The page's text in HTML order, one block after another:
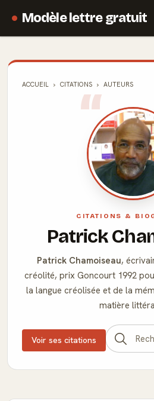
Modèle lettre gratuit
ACCUEIL CITATIONS AUTEURS
CITATIONS &
Patrick
Patrick Chamoiseau,
créolité, prix Goncourt 1992
la langue créolisée et de la
matière
Voir ses citations